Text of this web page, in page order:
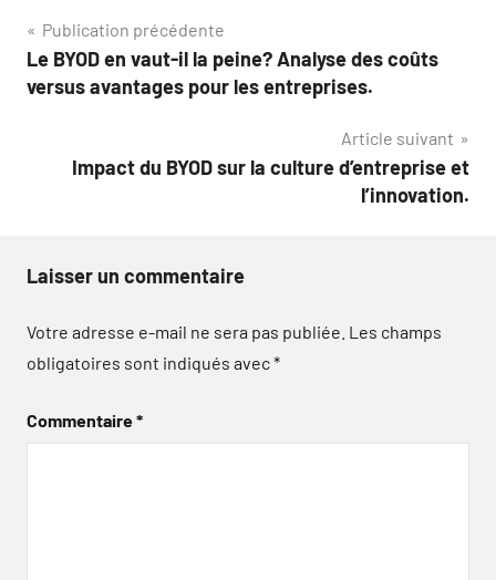
Navigation
de
Publication précédente
Le BYOD en vaut-il la peine? Analyse des coûts
versus avantages pour les entreprises.
Article suivant
Impact du BYOD sur la culture d’entreprise et
l’innovation.
Laisser un commentaire
Votre adresse e-mail ne sera pas publiée. Les champs
obligatoires sont indiqués avec*
Commentaire*